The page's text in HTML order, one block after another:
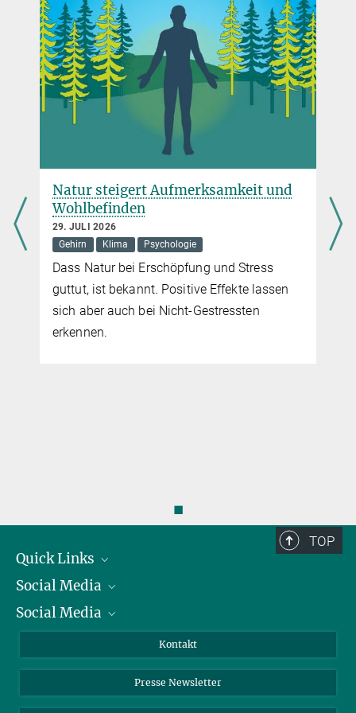
+49 30 82406-251
krutsch@...
Natur steigert Aufmerksamkeit und
Wohlbefinden
29. JULI 2026
Gehirn
Klima Psychologie
Dass Natur bei Erschöpfung und Stress
guttut, ist bekannt. Positive Effekte lassen
sich aber auch bei Nicht-Gestressten
erkennen.
◼
TOP
Quick Links
Präsident
Zahlen und Fakten
Social Media
Bluesky
TikTok
Social Media
Instagram
YouTube
Kontakt
Presse Newsletter